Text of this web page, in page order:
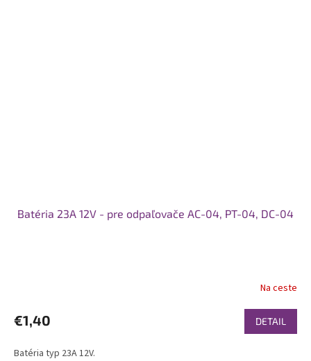
Batéria 23A 12V - pre odpaľovače AC-04, PT-04, DC-04
Na ceste
€1,40 DETAIL
Batéria typ 23A 12V.